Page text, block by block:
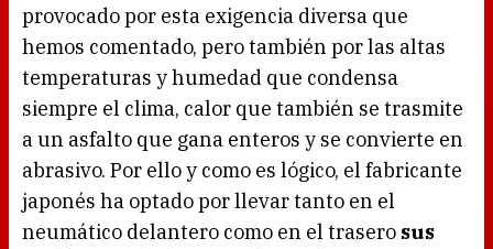
provocado por esta exigencia diversa que
hemos comentado, pero también por las altas
temperaturas y humedad que condensa
siempre el clima, calor que también se trasmite
a un asfalto que gana enteros y se convierte en
abrasivo. Por ello y como es lógico, el fabricante
japonés ha optado por llevar tanto en el
neumático delantero como en el trasero sus